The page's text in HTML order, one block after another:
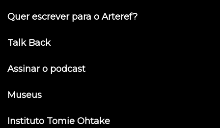
Quer escrever para o Arteref?
Talk Back
Assinar o podcast
Museus
Instituto Tomie Ohtake